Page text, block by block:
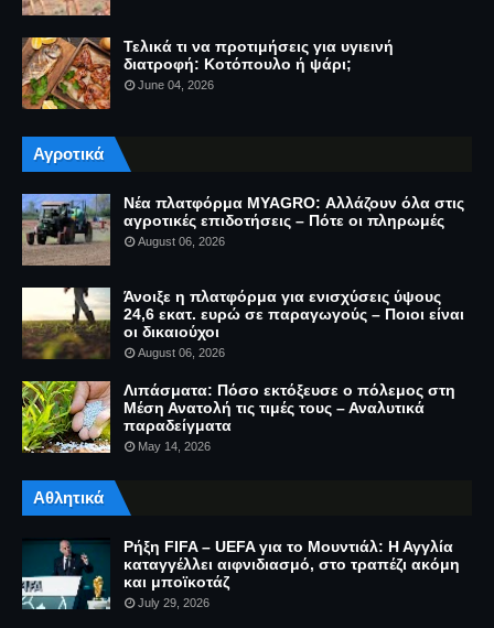
Τελικά τι να προτιμήσεις για υγιεινή
διατροφή: Κοτόπουλο ή ψάρι;
June 04, 2026
Αγροτικά
Νέα πλατφόρμα MYAGRO: Αλλάζουν όλα στις
αγροτικές επιδοτήσεις – Πότε οι πληρωμές
August 06, 2026
Άνοιξε η πλατφόρμα για ενισχύσεις ύψους
24,6 εκατ. ευρώ σε παραγωγούς – Ποιοι είναι
οι δικαιούχοι
August 06, 2026
Λιπάσματα: Πόσο εκτόξευσε ο πόλεμος στη
Μέση Ανατολή τις τιμές τους – Αναλυτικά
παραδείγματα
May 14, 2026
Αθλητικά
Ρήξη FIFA – UEFA για το Μουντιάλ: Η Αγγλία
καταγγέλλει αιφνιδιασμό, στο τραπέζι ακόμη
και μποϊκοτάζ
July 29, 2026